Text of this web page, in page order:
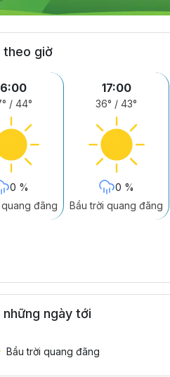
theo giờ
/ 44°
0 %
quang đãng
17:00
36° / 43°
0 %
Bầu trời quang đãng
ngày tới
Bầu trời quang đãng